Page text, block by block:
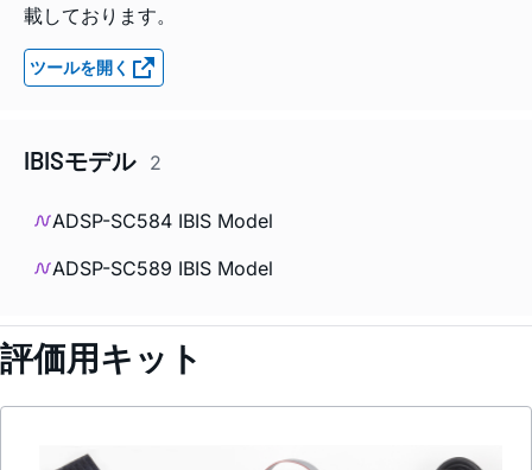
載しております。
ツールを開く
IBISモデル 2
ADSP-SC584 IBIS Model
ADSP-SC589 IBIS Model
評価用キット